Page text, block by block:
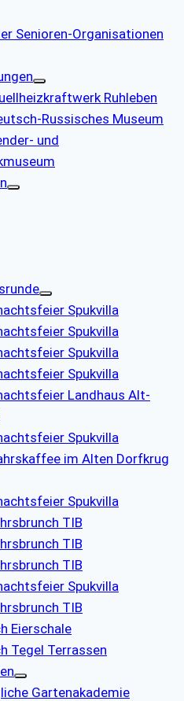
Senioren-Organisationen
Ruhleben
Russisches Museum
und
Spukvilla
Spukvilla
Spukvilla
Spukvilla
Landhaus Alt-
Spukvilla
im Alten Dorfkrug
Spukvilla
TIB
TIB
TIB
Spukvilla
TIB
Eierschale
Tegel Terrassen
Gartenakademie